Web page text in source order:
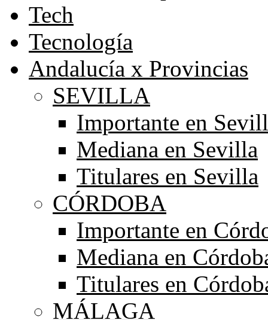
Tech
Tecnología
Andalucía x Provincias
SEVILLA
Importante en
Mediana en Sevilla
Titulares en Sevilla
CÓRDOBA
Importante en
Mediana en
Titulares en
MÁLAGA